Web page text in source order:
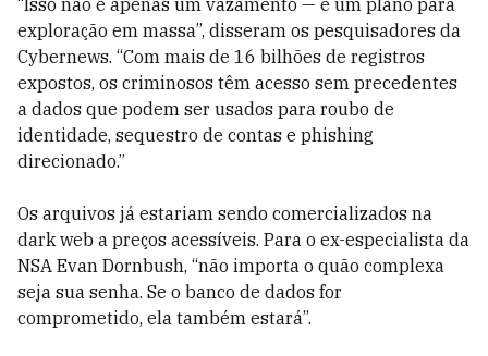
exploração em massa”, disseram os pesquisadores da
Cybernews. “Com mais de 16 bilhões de registros
expostos, os criminosos têm acesso sem precedentes
a dados que podem ser usados para roubo de
identidade, sequestro de contas e phishing
direcionado.”
Os arquivos já estariam sendo comercializados na
dark web a preços acessíveis. Para o ex-especialista da
NSA Evan Dornbush, “não importa o quão complexa
seja sua senha. Se o banco de dados for
comprometido, ela também estará”.